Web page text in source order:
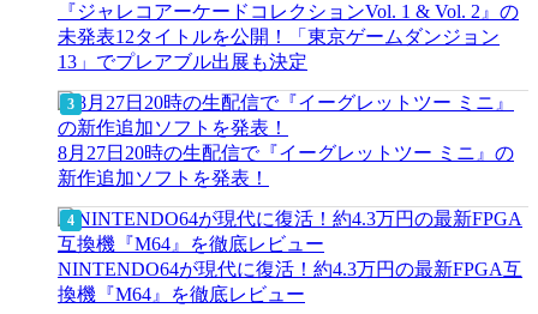
『ジャレコアーケードコレクションVol. 1 & Vol. 2』の
未発表12タイトルを公開！「東京ゲームダンジョン
13」でプレアブル出展も決定
8月27日20時の生配信で『イーグレットツー ミニ』の
新作追加ソフトを発表！
NINTENDO64が現代に復活！約4.3万円の最新FPGA互
換機『M64』を徹底レビュー